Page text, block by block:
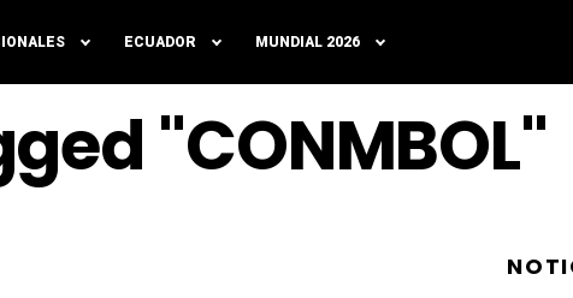
ECUADOR MUNDIAL 2026
"CONMBOL"